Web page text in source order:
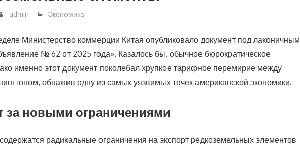
admin Экономика
Министерство коммерции Китая опубликовало документ под лаконичным
№ 62 от 2025 года». Казалось бы, обычное бюрократическое
именно этот документ поколебал хрупкое тарифное перемирие между
обнажив одну из самых уязвимых точек американской экономики.
за новыми ограничениями
радикальные ограничения на экспорт редкоземельных элементов